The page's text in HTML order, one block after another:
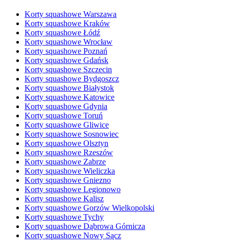
Korty squashowe Warszawa
Korty squashowe Kraków
Korty squashowe Łódź
Korty squashowe Wrocław
Korty squashowe Poznań
Korty squashowe Gdańsk
Korty squashowe Szczecin
Korty squashowe Bydgoszcz
Korty squashowe Białystok
Korty squashowe Katowice
Korty squashowe Gdynia
Korty squashowe Toruń
Korty squashowe Gliwice
Korty squashowe Sosnowiec
Korty squashowe Olsztyn
Korty squashowe Rzeszów
Korty squashowe Zabrze
Korty squashowe Wieliczka
Korty squashowe Gniezno
Korty squashowe Legionowo
Korty squashowe Kalisz
Korty squashowe Gorzów Wielkopolski
Korty squashowe Tychy
Korty squashowe Dąbrowa Górnicza
Korty squashowe Nowy Sącz